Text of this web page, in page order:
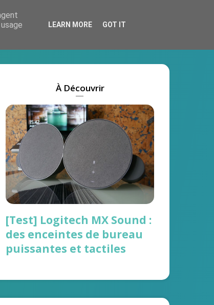
Marques On recrute !
À Découvrir
[Test] Logitech MX Sound :
des enceintes de bureau
puissantes et tactiles
LEARN MORE GOT IT